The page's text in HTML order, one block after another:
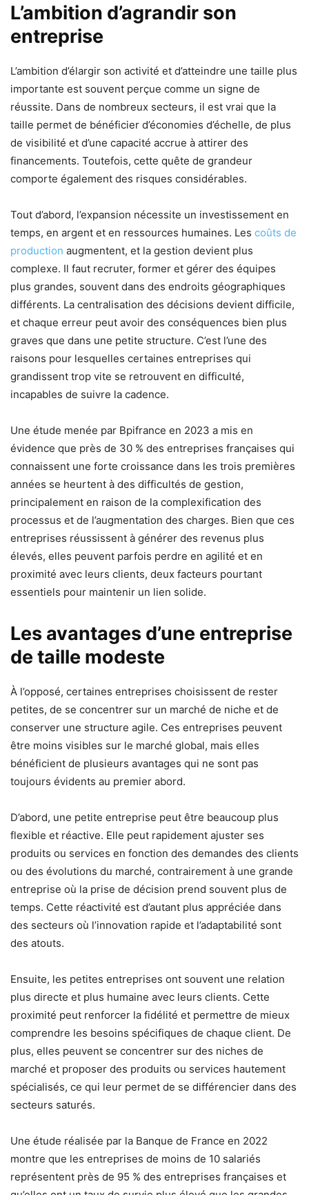
L’ambition d’agrandir son
entreprise
L’ambition d’élargir son activité et d’atteindre une taille plus
importante est souvent perçue comme un signe de
réussite. Dans de nombreux secteurs, il est vrai que la
taille permet de bénéficier d’économies d’échelle, de plus
de visibilité et d’une capacité accrue à attirer des
financements. Toutefois, cette quête de grandeur
comporte également des risques considérables.
Tout d’abord, l’expansion nécessite un investissement en
temps, en argent et en ressources humaines. Les coûts de
production augmentent, et la gestion devient plus
complexe. Il faut recruter, former et gérer des équipes
plus grandes, souvent dans des endroits géographiques
différents. La centralisation des décisions devient difficile,
et chaque erreur peut avoir des conséquences bien plus
graves que dans une petite structure. C’est l’une des
raisons pour lesquelles certaines entreprises qui
grandissent trop vite se retrouvent en difficulté,
incapables de suivre la cadence.
Une étude menée par Bpifrance en 2023 a mis en
évidence que près de 30 % des entreprises françaises qui
connaissent une forte croissance dans les trois premières
années se heurtent à des difficultés de gestion,
principalement en raison de la complexification des
processus et de l’augmentation des charges. Bien que ces
entreprises réussissent à générer des revenus plus
élevés, elles peuvent parfois perdre en agilité et en
proximité avec leurs clients, deux facteurs pourtant
essentiels pour maintenir un lien solide.
Les avantages d’une entreprise
de taille modeste
À l’opposé, certaines entreprises choisissent de rester
petites, de se concentrer sur un marché de niche et de
conserver une structure agile. Ces entreprises peuvent
être moins visibles sur le marché global, mais elles
bénéficient de plusieurs avantages qui ne sont pas
toujours évidents au premier abord.
D’abord, une petite entreprise peut être beaucoup plus
flexible et réactive. Elle peut rapidement ajuster ses
produits ou services en fonction des demandes des clients
ou des évolutions du marché, contrairement à une grande
entreprise où la prise de décision prend souvent plus de
temps. Cette réactivité est d’autant plus appréciée dans
des secteurs où l’innovation rapide et l’adaptabilité sont
des atouts.
Ensuite, les petites entreprises ont souvent une relation
plus directe et plus humaine avec leurs clients. Cette
proximité peut renforcer la fidélité et permettre de mieux
comprendre les besoins spécifiques de chaque client. De
plus, elles peuvent se concentrer sur des niches de
marché et proposer des produits ou services hautement
spécialisés, ce qui leur permet de se différencier dans des
secteurs saturés.
Une étude réalisée par la Banque de France en 2022
montre que les entreprises de moins de 10 salariés
représentent près de 95 % des entreprises françaises et